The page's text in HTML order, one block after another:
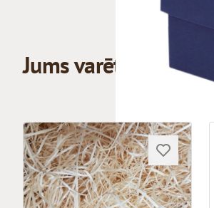
Jums varētu patikt